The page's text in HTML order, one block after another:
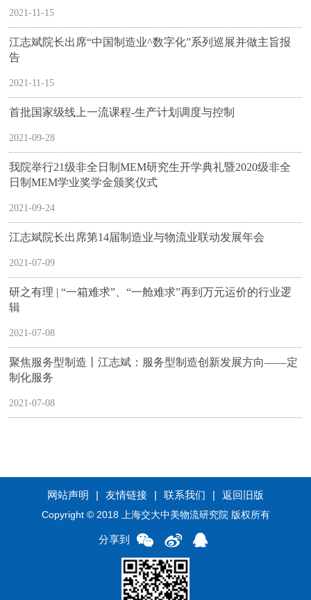
2021-11-15
江志斌院长出席“中国制造业^数字化”系列巡展并做主旨报
告
2021-11-15
首批国家级线上一流课程-生产计划调度与控制
2021-09-28
我院举行21级非全日制MEM研究生开学典礼暨2020级非全
日制MEM学业奖学金颁奖仪式
2021-09-24
江志斌院长出席第14届制造业与物流业联动发展年会
2021-07-09
研之有理 | “一箱难求”、“一舱难求”再到万元运价的行业逻
辑
2021-07-08
聚焦服务型制造丨江志斌：服务型制造创新发展方向——定
制化服务
2021-07-08
网站声明 | 友情链接 | 联系我们 | 返回旧版
Copyright © 2018 上海交大中美物流研究院 版权所有
分享到